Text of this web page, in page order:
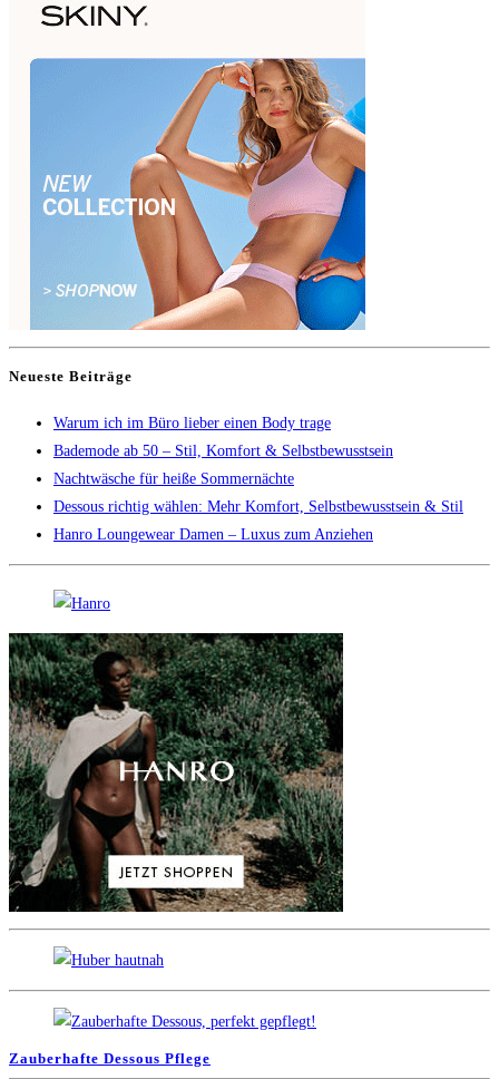
Neueste Beiträge
Warum ich im Büro lieber einen Body trage
Bademode ab 50 – Stil, Komfort & Selbstbewusstsein
Nachtwäsche für heiße Sommernächte
Dessous richtig wählen: Mehr Komfort, Selbstbewusstsein & Stil
Hanro Loungewear Damen – Luxus zum Anziehen
Zauberhafte Dessous Pflege